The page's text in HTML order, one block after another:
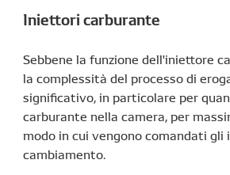
Iniettori carburante
Sebbene la funzione dell'iniettore
la complessità del processo di
significativo, in particolare per
carburante nella camera, per
modo in cui vengono comandati
cambiamento.